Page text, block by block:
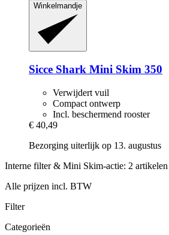
Winkelmandje
Sicce Shark Mini Skim 350
Verwijdert vuil
Compact ontwerp
Incl. beschermend rooster
€ 40,49
Bezorging uiterlijk op 13. augustus
Interne filter & Mini Skim-actie: 2 artikelen
Alle prijzen incl. BTW
Filter
Categorieën